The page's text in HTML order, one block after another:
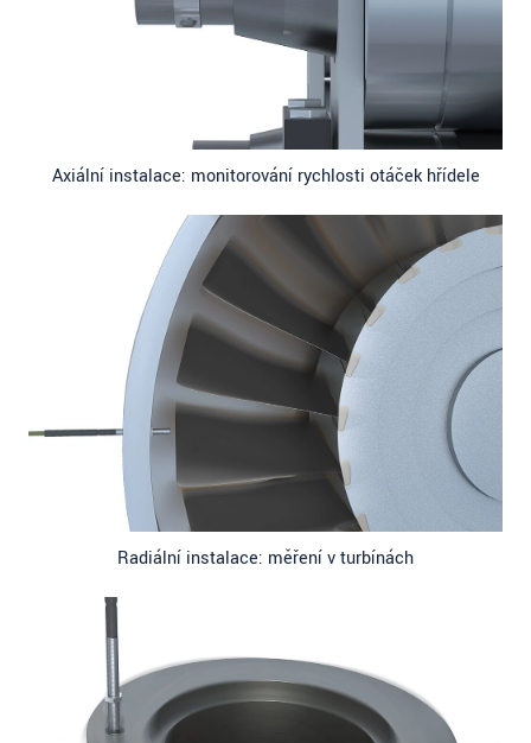
Axiální instalace: monitorování rychlosti otáček hřídele
Radiální instalace: měření v turbínách